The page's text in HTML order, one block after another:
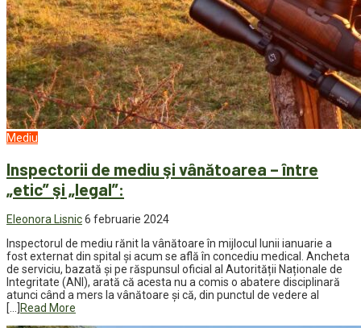
Mediu
Inspectorii de mediu şi vânătoarea – între
„etic” şi „legal”:
Eleonora Lisnic6 februarie 2024
Inspectorul de mediu rănit la vânătoare în mijlocul lunii ianuarie a
fost externat din spital şi acum se află în concediu medical. Ancheta
de serviciu, bazată şi pe răspunsul oficial al Autorității Naționale de
Integritate (ANI), arată că acesta nu a comis o abatere disciplinară
atunci când a mers la vânătoare şi că, din punctul de vedere al
[…]
Read More